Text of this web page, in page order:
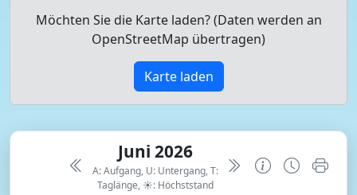
Möchten Sie die Karte laden? (Daten werden an
OpenStreetMap übertragen)
Karte laden
Juni 2026
A: Aufgang, U: Untergang, T:
Taglänge, ☀: Höchststand